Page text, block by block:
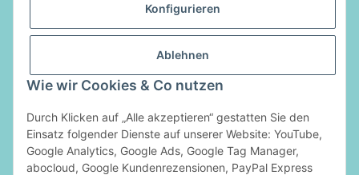
Konfigurieren
Ablehnen
Wie wir Cookies & Co nutzen
Durch Klicken auf „Alle akzeptieren“ gestatten Sie den
Einsatz folgender Dienste auf unserer Website: YouTube,
Google Analytics, Google Ads, Google Tag Manager,
abocloud, Google Kundenrezensionen, PayPal Express
Gesetzliche Informationen
Zahlungsarten